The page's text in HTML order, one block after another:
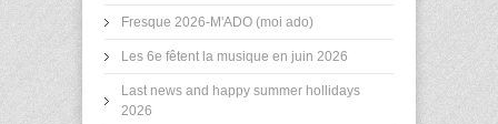
Fresque 2026-M'ADO (moi ado)
Les 6e fêtent la musique en juin 2026
Last news and happy summer hollidays
2026